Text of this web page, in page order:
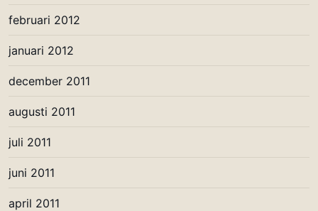
februari 2012
januari 2012
december 2011
augusti 2011
juli 2011
juni 2011
april 2011